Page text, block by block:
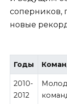
соперников,
новые
Годы
2010-
2012